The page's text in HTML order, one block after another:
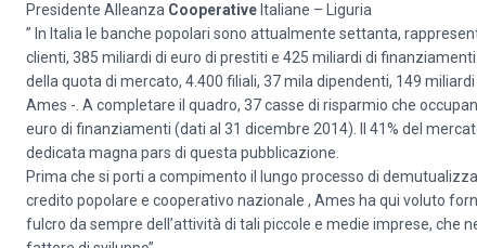
Presidente Alleanza Cooperative Italiane – Liguria
” In Italia le banche popolari sono attualmente settanta,
clienti, 385 miliardi di euro di prestiti e 425 miliardi di
della quota di mercato, 4.400 filiali, 37 mila dipendenti, 149
Ames -. A completare il quadro, 37 casse di risparmio che
euro di finanziamenti (dati al 31 dicembre 2014). Il 41% del
dedicata magna pars di questa pubblicazione.
Prima che si porti a compimento il lungo processo di
credito popolare e cooperativo nazionale , Ames ha qui voluto
fulcro da sempre dell’attività di tali piccole e medie imprese,